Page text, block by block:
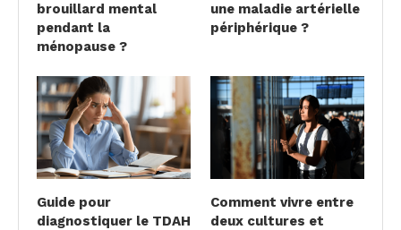
brouillard mental
pendant la
ménopause ?
une maladie artérielle
périphérique ?
Guide pour
diagnostiquer le TDAH
Comment vivre entre
deux cultures et